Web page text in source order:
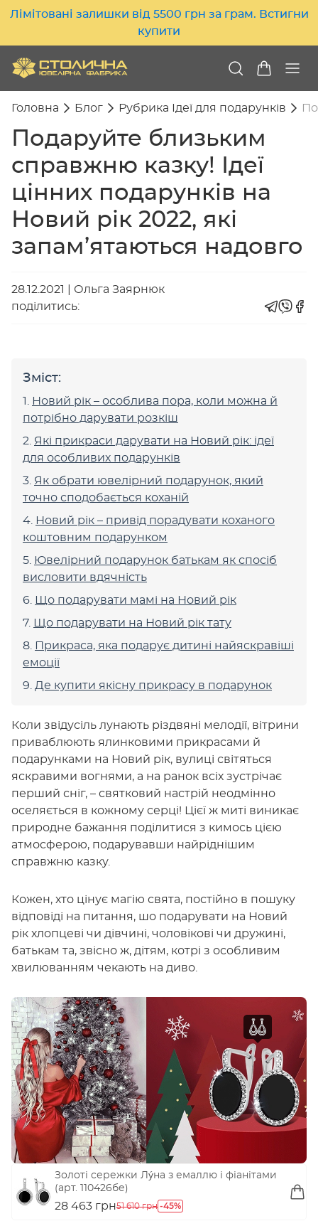
Лімітовані залишки від 5500 грн за грам. Встигни
купити
Головна Блог Рубрика Ідеї для подарунків
Подаруйте близьким
справжню казку! Ідеї
цінних подарунків на
Новий рік 2022, які
запам’ятаються надовго
28.12.2021
Ольга Заярнюк
поділитись:
Зміст:
Новий рік – особлива пора, коли можна й
потрібно дарувати розкіш
Які прикраси дарувати на Новий рік: ідеї
для особливих подарунків
Як обрати ювелірний подарунок, який
точно сподобається коханій
Новий рік – привід порадувати коханого
коштовним подарунком
Ювелірний подарунок батькам як спосіб
висловити вдячність
Що подарувати мамі на Новий рік
Що подарувати на Новий рік тату
Прикраса, яка подарує дитині найяскравіші
емоції
Де купити якісну прикрасу в подарунок
Коли звідусіль лунають різдвяні мелодії, вітрини
приваблюють ялинковими прикрасами й
подарунками на Новий рік, вулиці світяться
яскравими вогнями, а на ранок всіх зустрічає
перший сніг, – святковий настрій неодмінно
оселяється в кожному серці! Цієї ж миті виникає
природне бажання поділитися з кимось цією
атмосферою, подарувавши найріднішим
справжню казку.
Кожен, хто цінує магію свята, постійно в пошуку
відповіді на питання, шо подарувати на Новий
рік хлопцеві чи дівчині, чоловікові чи дружині,
батькам та, звісно ж, дітям, котрі з особливим
хвилюванням чекають на диво.
Золоті сережки Лýна з емаллю і фіанітами
(арт. 110426бе)
28 463 грн51 610 грн -45%